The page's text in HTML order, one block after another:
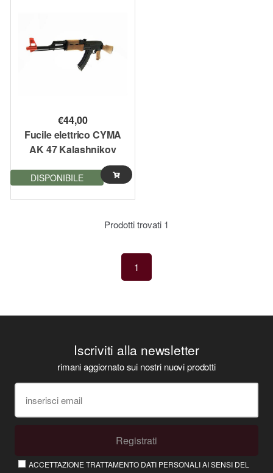
€44,00
Fucile elettrico CYMA
AK 47 Kalashnikov
DISPONIBILE
Prodotti trovati 1
1
Iscriviti alla newsletter
rimani aggiornato sui nostri nuovi prodotti
Registrati
ACCETTAZIONE TRATTAMENTO DATI PERSONALI AI SENSI DEL